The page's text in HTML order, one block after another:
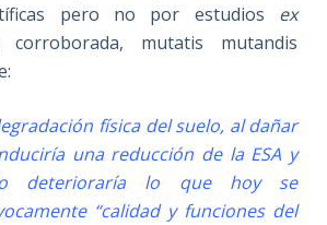
pero no por estudios ex
mutatis mutandis
física del suelo, al dañar
una reducción de la ESA y
deterioraría lo que hoy se
“calidad y funciones del